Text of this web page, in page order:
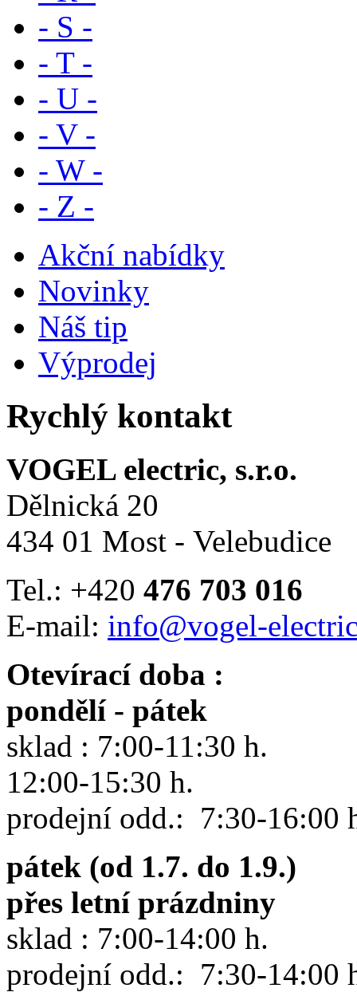
- S -
- T -
- U -
- V -
- W -
- Z -
Akční nabídky
Novinky
Náš tip
Výprodej
Rychlý kontakt
VOGEL electric, s.r.o.
Dělnická 20
434 01 Most - Velebudice
Tel.: +420 476 703 016
E-mail: info@vogel-
Otevírací doba :
pondělí - pátek
sklad : 7:00-11:30 h.
12:00-15:30 h.
prodejní odd.: 7:30-16:00
pátek (od 1.7. do 1.9.)
přes letní prázdniny
sklad : 7:00-14:00 h.
prodejní odd.: 7:30-14:00